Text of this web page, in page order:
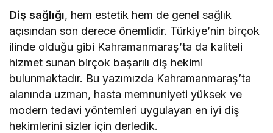
Diş sağlığı, hem estetik hem de genel sağlık
açısından son derece önemlidir. Türkiye’nin birçok
ilinde olduğu gibi Kahramanmaraş’ta da kaliteli
hizmet sunan birçok başarılı diş hekimi
bulunmaktadır. Bu yazımızda Kahramanmaraş’ta
alanında uzman, hasta memnuniyeti yüksek ve
modern tedavi yöntemleri uygulayan en iyi diş
hekimlerini sizler için derledik.